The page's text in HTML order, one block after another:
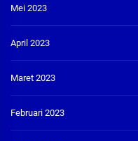
Mei 2023
April 2023
Maret 2023
Februari 2023